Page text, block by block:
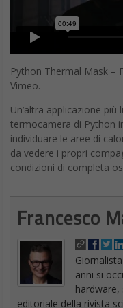
Python Thermal Mask –
Vimeo.
Un’altra applicazione
termocamera di Python
individuare le aree di
da vedere i propri
condizioni di completa
Francesco
anni si
editoriale della rivista